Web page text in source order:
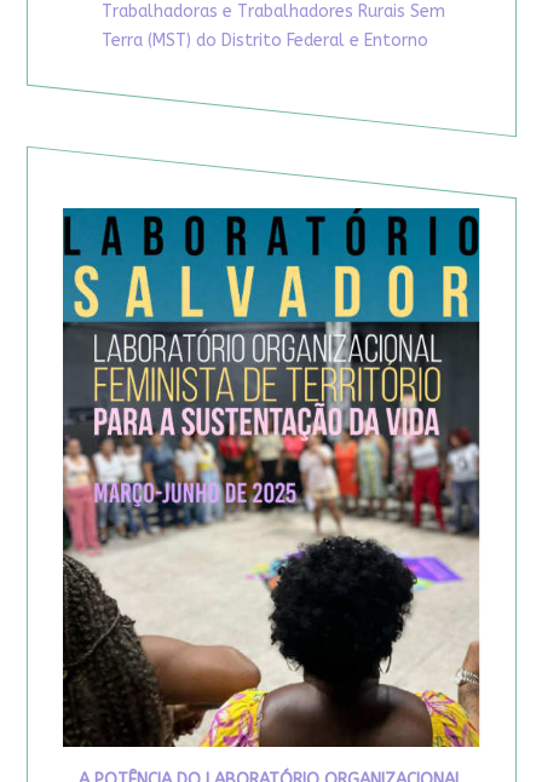
Trabalhadoras e Trabalhadores Rurais Sem
Terra (MST) do Distrito Federal e Entorno